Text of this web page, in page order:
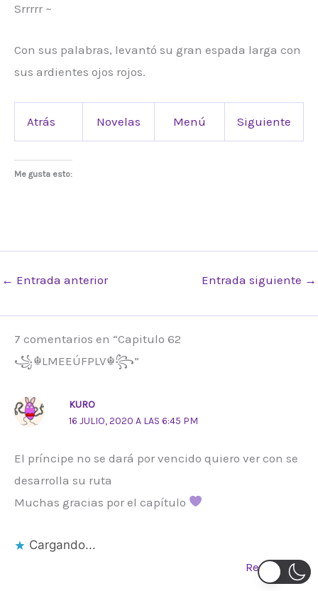
Srrrrr ~
Con sus palabras, levantó su gran espada larga con
sus ardientes ojos rojos.
Atrás Novelas Menú Siguiente
Me gusta esto:
← Entrada anterior Entrada siguiente →
7 comentarios en “Capitulo 62
꧁☬LMEEÚFPLV☬꧂”
KURO
16 JULIO, 2020 A LAS 6:45 PM
El príncipe no se dará por vencido quiero ver con se
desarrolla su ruta
Muchas gracias por el capítulo
Cargando...
Responder